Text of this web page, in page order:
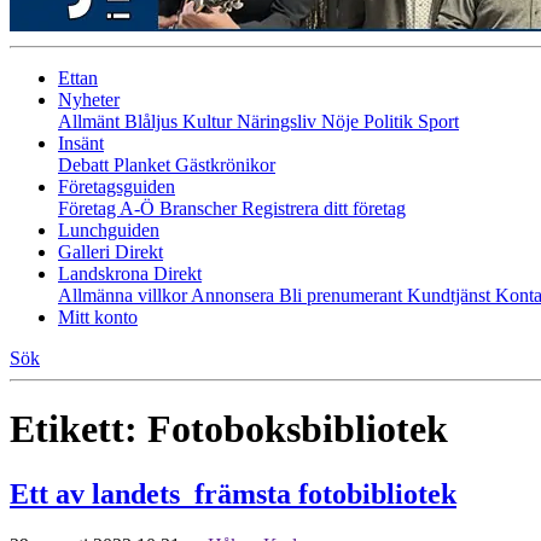
Ettan
Nyheter
Allmänt Blåljus KulturNäringsliv Nöje Politik Sport
Insänt
Debatt Planket Gästkrönikor
Företagsguiden
Företag A-Ö BranscherRegistrera ditt företag
Lunchguiden
Galleri Direkt
Landskrona Direkt
Allmänna villkorAnnonsera Bli prenumerant Kundtjänst
Mitt konto
Sök
Etikett: Fotoboksbibliotek
Ett av landets främsta fotobibliotek